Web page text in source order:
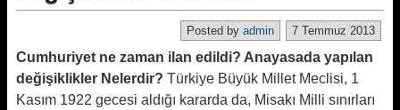
7 Temmuz 2013
Posted by admin
Cumhuriyet ne zaman ilan edildi? Anayasada yapılan
değişiklikler Nelerdir? Türkiye Büyük Millet Meclisi, 1
Kasım 1922 gecesi aldığı kararda da, Misakı Milli sınırları